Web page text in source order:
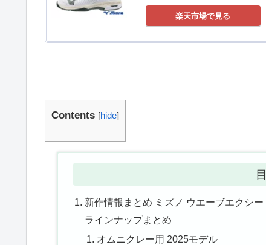
楽天市場で見る
Contents [hide]
新作情報まとめ ミズノ ウエーブエクシ
ラインナップまとめ
オムニクレー用 2025モデル